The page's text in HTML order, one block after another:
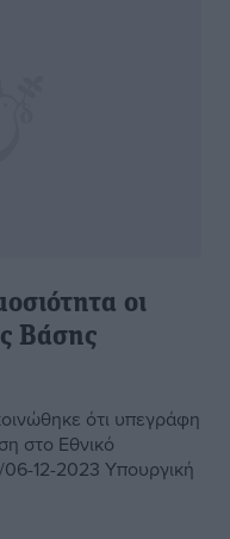
οι
Βάσης
ότι υπεγράφη
στο Εθνικό
12-2023 Υπουργική